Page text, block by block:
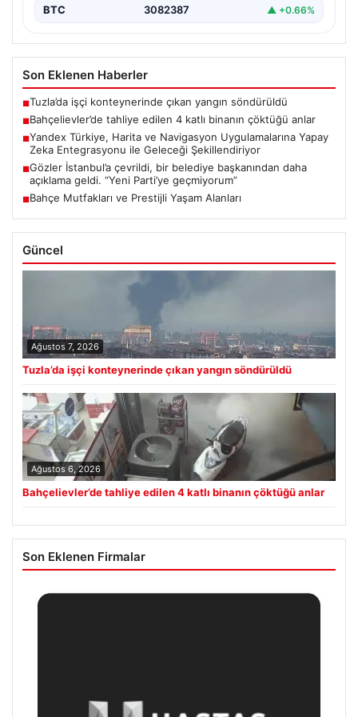
BTC 3082387 ▲ +0.66%
Son Eklenen Haberler
■Tuzla’da işçi konteynerinde çıkan yangın söndürüldü
■Bahçelievler’de tahliye edilen 4 katlı binanın çöktüğü anlar
■Yandex Türkiye, Harita ve Navigasyon Uygulamalarına Yapay
Zeka Entegrasyonu ile Geleceği Şekillendiriyor
■Gözler İstanbul’a çevrildi, bir belediye başkanından daha
açıklama geldi. “Yeni Parti’ye geçmiyorum”
■Bahçe Mutfakları ve Prestijli Yaşam Alanları
Güncel
Ağustos 7, 2026
Tuzla’da işçi konteynerinde çıkan yangın söndürüldü
Ağustos 6, 2026
Bahçelievler’de tahliye edilen 4 katlı binanın çöktüğü anlar
Son Eklenen Firmalar